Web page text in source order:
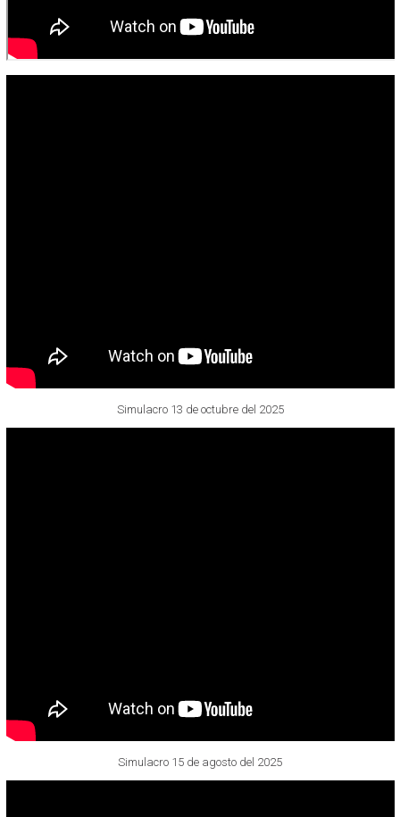
Simulacro 13 de octubre del 2025
Simulacro 15 de agosto del 2025